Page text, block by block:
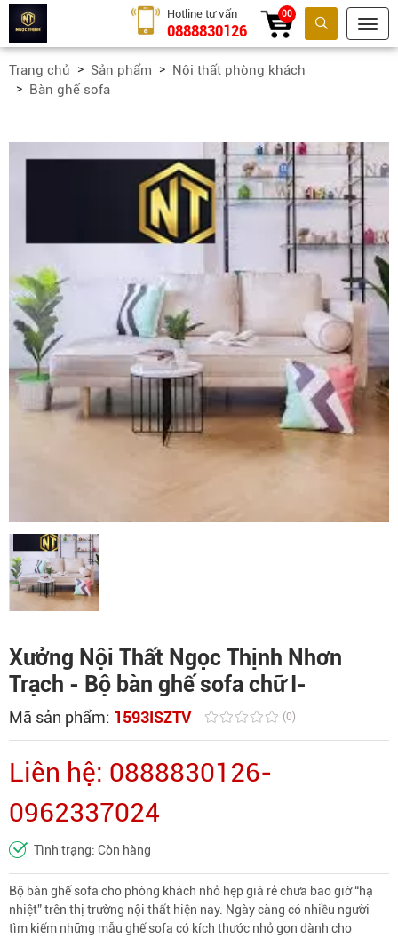
Tìm kiếm
Hotline tư vấn
0888830126
00
Trang chủ Sản phẩm
Nội thất phòng khách
Bàn ghế sofa
Xưởng Nội Thất Ngọc Thịnh Nhơn
Trạch - Bộ bàn ghế sofa chữ I-
Mã sản phẩm: 1593ISZTV (0)
Liên hệ: 0888830126-
0962337024
Tình trạng: Còn hàng
Bộ bàn ghế sofa cho phòng khách nhỏ hẹp giá rẻ chưa bao giờ “hạ
nhiệt” trên thị trường nội thất hiện nay. Ngày càng có nhiều người
tìm kiếm những mẫu ghế sofa có kích thước nhỏ gọn dành cho